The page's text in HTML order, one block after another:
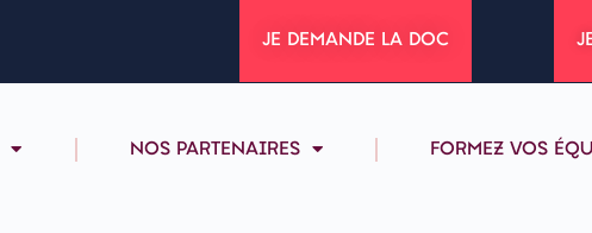
JE DEMANDE LA DOC
NOS PARTENAIRES FORMEZ VOS